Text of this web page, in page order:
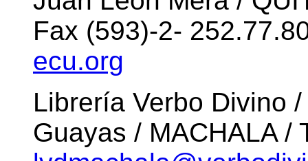
Fax (593)-2-
ecu.org
Librería Verbo Divino
Guayas / MACHALA /